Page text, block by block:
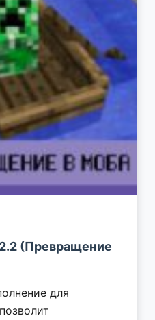
(Превращение
для